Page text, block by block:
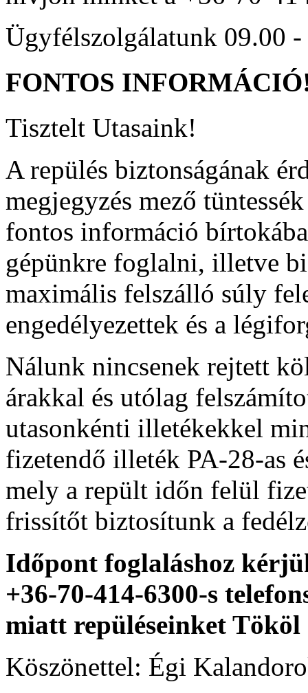
Ügyfélszolgálatunk 09.00
FONTOS
Tisztelt Utasaink!
A repülés biztonságának
megjegyzés mező
fontos információ
gépünkre foglalni, illetve
maximális felszálló súly
engedélyezettek és a
Nálunk nincsenek rejtett
árakkal és utólag
utasonkénti illetékekkel
fizetendő illeték PA-28-as
mely a repült időn felül
frissítőt biztosítunk a
Időpont foglaláshoz
+36-70-414-6300-s
miatt repüléseinket
Köszönettel: Égi